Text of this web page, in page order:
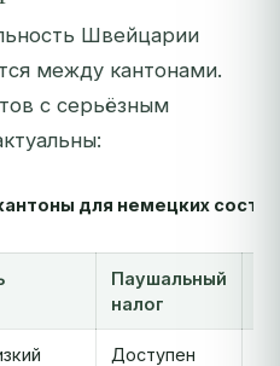
Швейцарии
между кантонами.
с серьёзным
для немецких
Паушальный
налог
Доступен